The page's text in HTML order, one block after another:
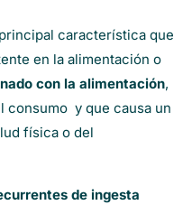
característica que
en la alimentación o
con la alimentación,
consumo y que causa un
física o del
de ingesta